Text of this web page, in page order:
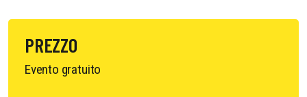
PREZZO
Evento gratuito